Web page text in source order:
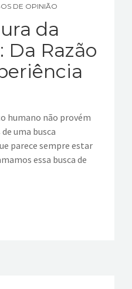
DE OPINIÃO
da
Da Razão
humano não provém
uma busca
parece sempre estar
essa busca de